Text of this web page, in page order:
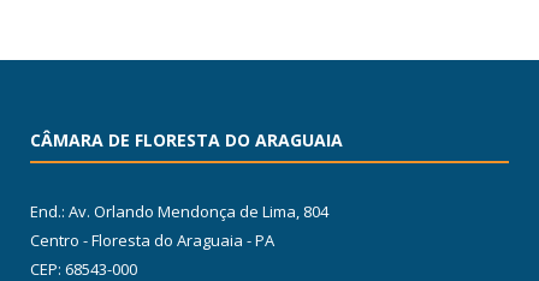
CÂMARA DE FLORESTA DO ARAGUAIA
End.: Av. Orlando Mendonça de Lima, 804
Centro - Floresta do Araguaia - PA
CEP: 68543-000